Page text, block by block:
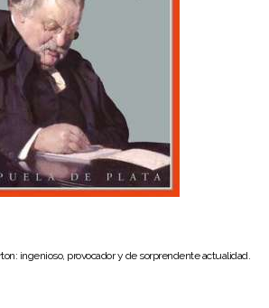
ingenioso, provocador y de sorprendente actualidad.